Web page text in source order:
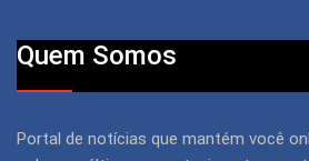
Quem Somos
Portal de notícias que mantém você